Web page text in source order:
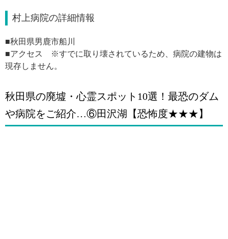
村上病院の詳細情報
■秋田県男鹿市船川
■アクセス ※すでに取り壊されているため、病院の建物は
現存しません。
秋田県の廃墟・心霊スポット10選！最恐のダム
や病院をご紹介…⑥田沢湖【恐怖度★★★】